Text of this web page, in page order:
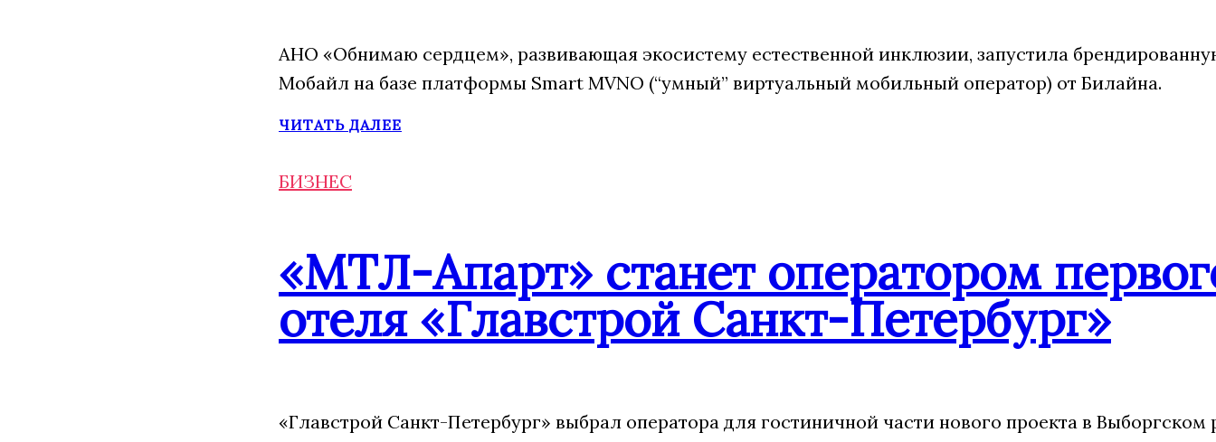
АНО «Обнимаю сердцем», развивающая экосистему естественной инклюзии, запустила
Мобайл на базе платформы Smart MVNO (“умный” виртуальный мобильный оператор) от Билайна.
ЧИТАТЬ ДАЛЕЕ
БИЗНЕС
«МТЛ-Апарт» станет оператором
отеля «Главстрой Санкт-Петербург»
«Главстрой Санкт-Петербург» выбрал оператора для гостиничной части нового проекта в